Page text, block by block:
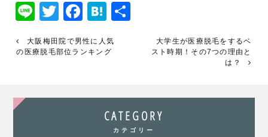
LineTwitter
Facebook
Hatena
大阪梅田院で男性に人気
の医療脱毛部位ランキング
大学生が医療脱毛をするベ
スト時期！その7つの理由と
は？
CATEGORY
カテゴリー